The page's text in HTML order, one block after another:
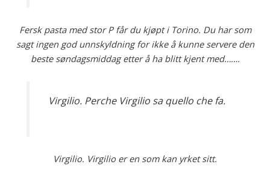
Fersk pasta med stor P får du kjøpt i Torino. Du har som
sagt ingen god unnskyldning for ikke å kunne servere den
beste søndagsmiddag etter å ha blitt kjent med…….
Virgilio. Perche Virgilio sa quello che fa.
Virgilio. Virgilio er en som kan yrket sitt.